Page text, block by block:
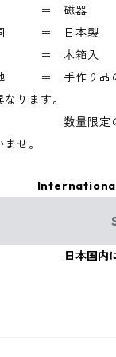
＝ 磁器
国 ＝ 日本製
＝ 木箱入
＝ 手作り品の
なります。
限定のため、
せ。
日本国内